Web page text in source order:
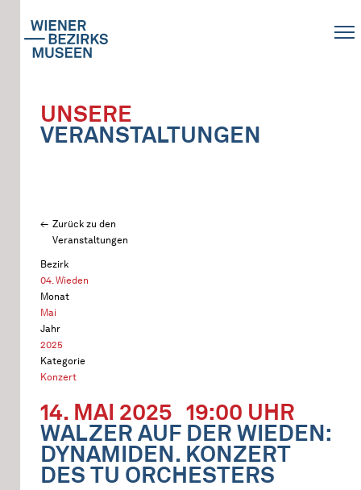
UNSERE
VERANSTALTUNGEN
Zurück zu den
Veranstaltungen
Bezirk
04. Wieden
Monat
Mai
Jahr
2025
Kategorie
Konzert
14. MAI 2025 19:00 UHR
WALZER AUF DER WIEDEN:
DYNAMIDEN. KONZERT
DES TU ORCHESTERS